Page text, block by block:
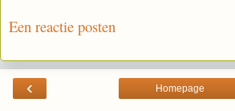
Een reactie posten
‹ Homepage